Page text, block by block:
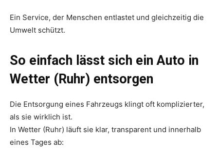
Ein Service, der Menschen entlastet und gleichzeitig die
Umwelt schützt.
So einfach lässt sich ein Auto in
Wetter (Ruhr) entsorgen
Die Entsorgung eines Fahrzeugs klingt oft komplizierter,
als sie wirklich ist.
In Wetter (Ruhr) läuft sie klar, transparent und innerhalb
eines Tages ab: